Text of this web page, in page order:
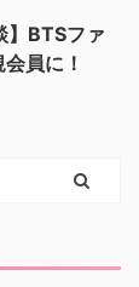
】BTSファ
員に！